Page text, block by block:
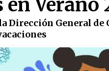
Verano
Dirección General